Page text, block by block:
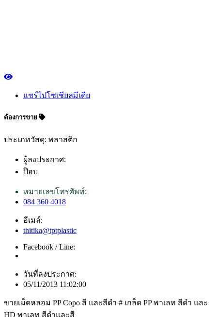
แชร์ไปโซเชียลมีเดีย
ต้องการขาย
ประเภทวัสดุ: พลาสติก
ผู้ลงประกาศ:
ป๊อบ
หมายเลขโทรศัพท์:
084 360 4018
อีเมล์:
thitika@tptplastic
Facebook / Line:
วันที่ลงประกาศ:
05/11/2013 11:02:00
ขายเม็ดหลอม PP Copo สี และสีดำ # เกล็ด PP พาเลท สีดำ และ
HD พาเลท สีดำและสี